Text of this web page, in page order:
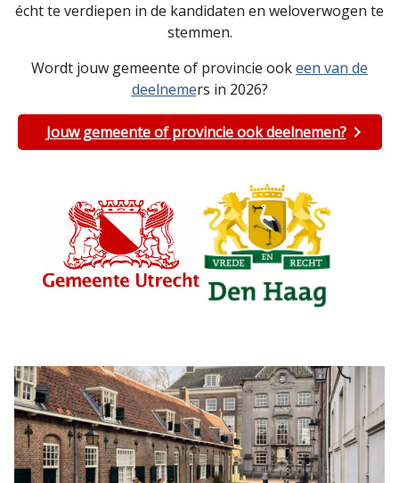
écht te verdiepen in de kandidaten en weloverwogen te
stemmen.
Wordt jouw gemeente of provincie ookeen van de
deelnemers in 2026?
Jouw gemeente of provincie ook deelnemen?